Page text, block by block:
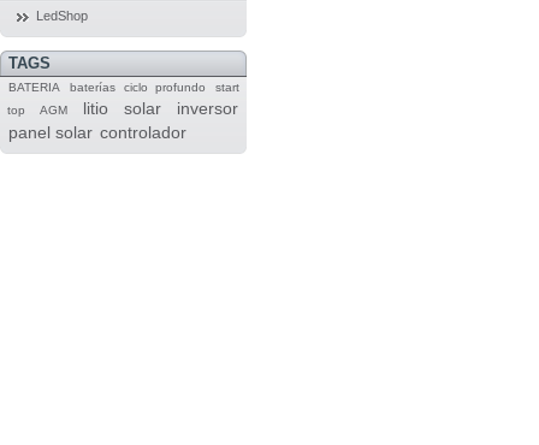
LedShop
TAGS
BATERIA baterías ciclo profundo
start
top
AGM litio solar
inversor
panel solar controlador